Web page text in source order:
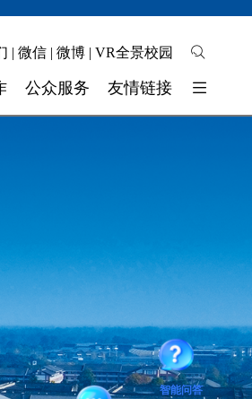
| 微信 | 微博 | VR全景校园
公众服务
联系我们
友情链接
四川省高校网络理政平台